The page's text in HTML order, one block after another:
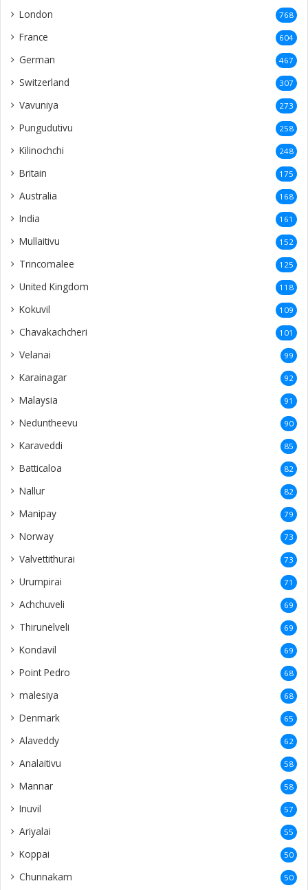
London 768
France 604
German 467
Switzerland 307
Vavuniya 273
Pungudutivu 258
Kilinochchi 248
Britain 175
Australia 168
India 161
Mullaitivu 152
Trincomalee 125
United Kingdom 118
Kokuvil 109
Chavakachcheri 101
Velanai 99
Karainagar 92
Malaysia 91
Neduntheevu 90
Karaveddi 85
Batticaloa 82
Nallur 82
Manipay 79
Norway 73
Valvettithurai 73
Urumpirai 71
Achchuveli 69
Thirunelveli 69
Kondavil 69
Point Pedro 68
malesiya 68
Denmark 65
Alaveddy 62
Analaitivu 58
Mannar 58
Inuvil 57
Ariyalai 55
Koppai 50
Chunnakam 50